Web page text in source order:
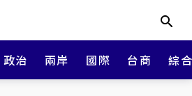
政治 兩岸 國際 台商 綜